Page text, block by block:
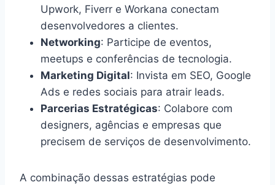
Upwork, Fiverr e Workana conectam
desenvolvedores a clientes.
Networking: Participe de eventos,
meetups e conferências de tecnologia.
Marketing Digital: Invista em SEO, Google
Ads e redes sociais para atrair leads.
Parcerias Estratégicas: Colabore com
designers, agências e empresas que
precisem de serviços de desenvolvimento.
A combinação dessas estratégias pode